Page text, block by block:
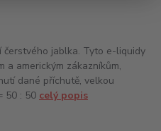
čerstvého jablka. Tyto e-liquidy
a americkým zákazníkům,
dané příchutě, velkou
50 : 50 celý popis